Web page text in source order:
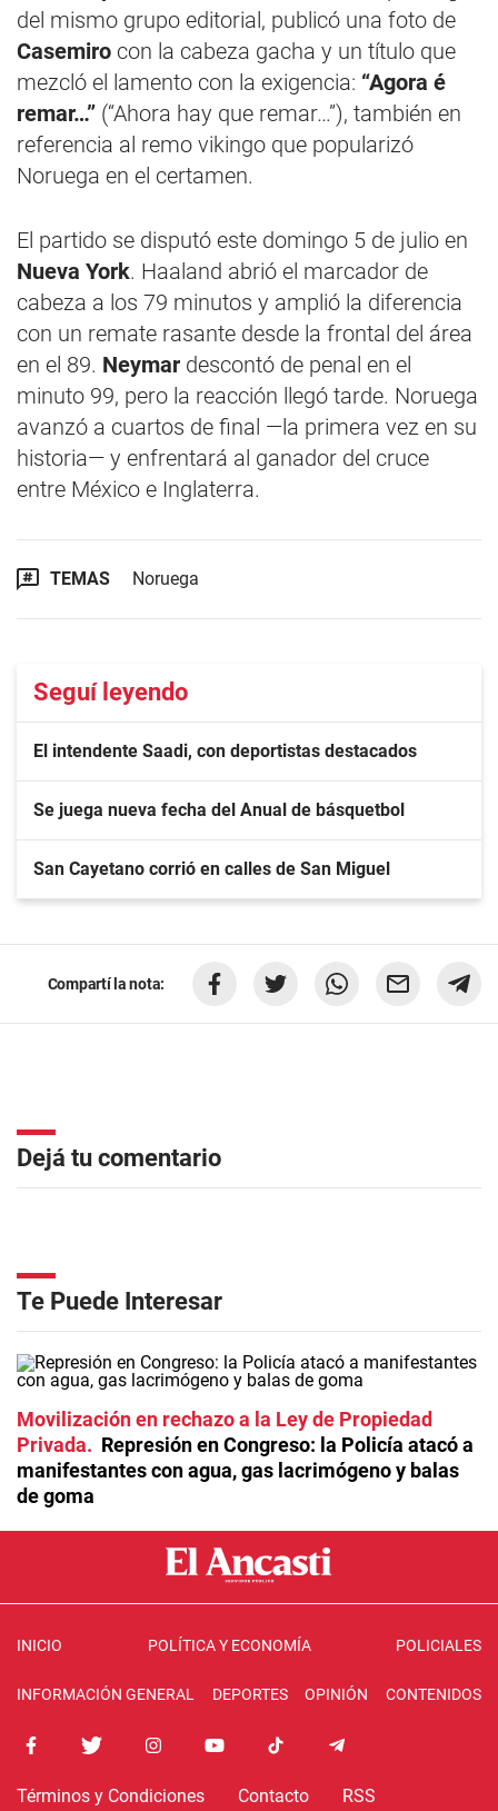
del mismo grupo editorial, publicó una foto de
Casemiro con la cabeza gacha y un título que
mezcló el lamento con la exigencia: “Agora é
remar…” (“Ahora hay que remar…”), también en
referencia al remo vikingo que popularizó
Noruega en el certamen.
El partido se disputó este domingo 5 de julio en
Nueva York. Haaland abrió el marcador de
cabeza a los 79 minutos y amplió la diferencia
con un remate rasante desde la frontal del área
en el 89. Neymar descontó de penal en el
minuto 99, pero la reacción llegó tarde. Noruega
avanzó a cuartos de final —la primera vez en su
historia— y enfrentará al ganador del cruce
entre México e Inglaterra.
TEMAS Noruega
Seguí leyendo
El intendente Saadi, con deportistas destacados
Se juega nueva fecha del Anual de básquetbol
San Cayetano corrió en calles de San Miguel
Compartí la nota:
Dejá tu comentario
Te Puede Interesar
Movilización en rechazo a la Ley de Propiedad
Privada
Represión en Congreso: la Policía atacó a
manifestantes con agua, gas lacrimógeno y balas
de goma
INICIO POLÍTICA Y ECONOMÍA POLICIALES
INFORMACIÓN GENERAL DEPORTES OPINIÓN CONTENIDOS
Términos y Condiciones Contacto RSS